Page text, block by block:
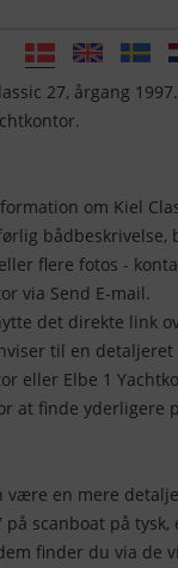
27, årgang
om Kiel
bådbeskrivelse,
flere fotos -
via Send E-mail.
det direkte link
til en detaljeret
eller Elbe 1
at finde yderligere
være en mere
på scanboat på tysk,
finder du via de